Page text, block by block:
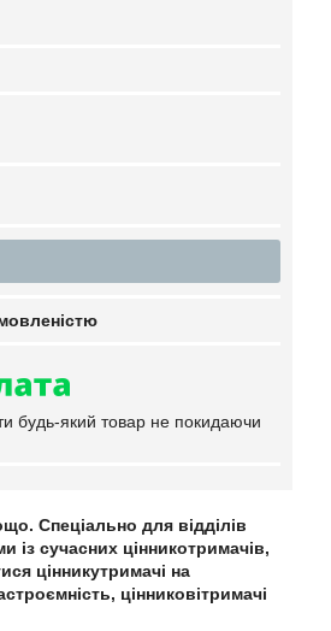
будь-який товар не покидаючи
Спеціально для відділів
із сучасних цінникотримачів,
цінникутримачі на
цінниковітримачі